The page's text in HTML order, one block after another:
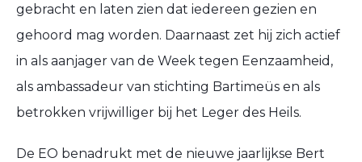
gebracht en laten zien dat iedereen gezien en
gehoord mag worden. Daarnaast zet hij zich actief
in als aanjager van de Week tegen Eenzaamheid,
als ambassadeur van stichting Bartimeüs en als
betrokken vrijwilliger bij het Leger des Heils.
De EO benadrukt met de nieuwe jaarlijkse Bert